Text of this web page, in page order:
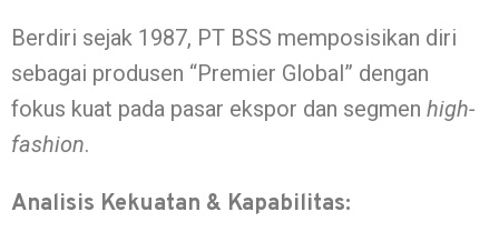
Berdiri sejak 1987, PT BSS memposisikan diri
sebagai produsen “Premier Global” dengan
fokus kuat pada pasar ekspor dan segmen high-
fashion.
Analisis Kekuatan & Kapabilitas: